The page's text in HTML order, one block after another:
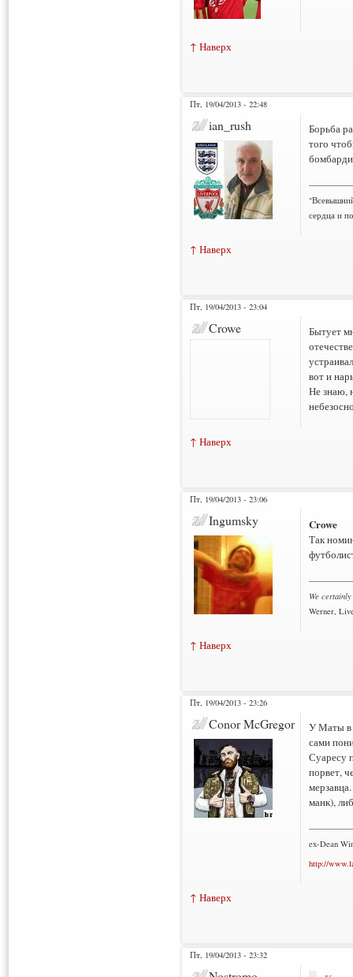
↑ Наверх
Пт, 19/04/2013 - 22:48
ian_rush
Борьба
того
сердца и
↑ Наверх
Пт, 19/04/2013 - 23:04
Crowe
Бытует
вот и
Не знаю,
↑ Наверх
Пт, 19/04/2013 - 23:06
Ingumsky Crowe
Так
We
Werner,
↑ Наверх
Пт, 19/04/2013 - 23:26
Conor McGregor
У Маты в
сами
Суаресу
порвет,
манк),
ex-Dean
http://
↑ Наверх
Пт, 19/04/2013 - 23:32